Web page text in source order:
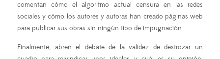
comentan cómo el algoritmo actual censura en las redes
sociales y cómo los autores y autoras han creado páginas web
para publicar sus obras sin ningún tipo de impugnación.
Finalmente, abren el debate de la validez de destrozar un